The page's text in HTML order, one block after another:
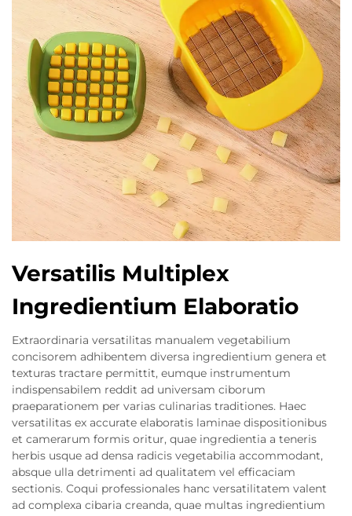
Versatilis Multiplex
Ingredientium Elaboratio
Extraordinaria versatilitas manualem vegetabilium
concisorem adhibentem diversa ingredientium genera et
texturas tractare permittit, eumque instrumentum
indispensabilem reddit ad universam ciborum
praeparationem per varias culinarias traditiones. Haec
versatilitas ex accurate elaboratis laminae dispositionibus
et camerarum formis oritur, quae ingredientia a teneris
herbis usque ad densa radicis vegetabilia accommodant,
absque ulla detrimenti ad qualitatem vel efficaciam
sectionis. Coqui professionales hanc versatilitatem valent
ad complexa cibaria creanda, quae multas ingredientium